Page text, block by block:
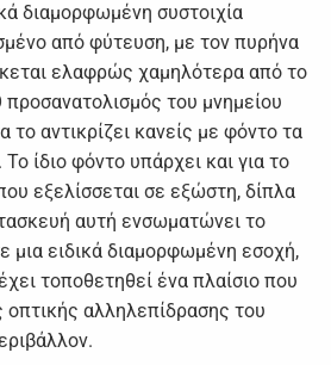
διαμορφωμένη συστοιχία
από φύτευση, με τον πυρήνα
ελαφρώς χαμηλότερα από το
του μνημείου
το αντικρίζει κανείς με φόντο τα
ίδιο φόντο υπάρχει και για το
εξελίσσεται σε εξώστη, δίπλα
αυτή ενσωματώνει το
μια ειδικά διαμορφωμένη εσοχή,
τοποθετηθεί ένα πλαίσιο που
οπτικής αλληλεπίδρασης του